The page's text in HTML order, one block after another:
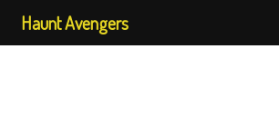
Haunt Avengers